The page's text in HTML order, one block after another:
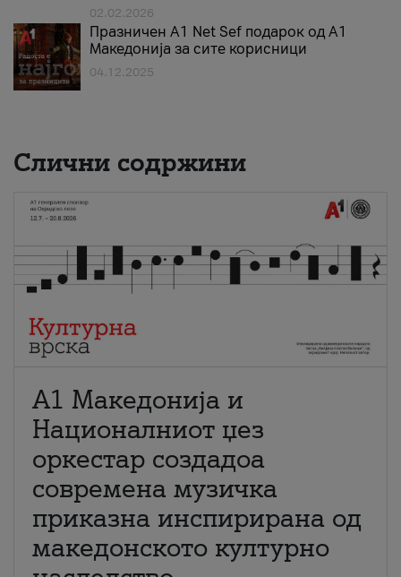
02.02.2026
Празничен A1 Net Sеf подарок од А1
Македонија за сите корисници
04.12.2025
Слични содржини
А1 Македонија и
Националниот џез
оркестар создадоа
современа музичка
приказна инспирирана од
македонското културно